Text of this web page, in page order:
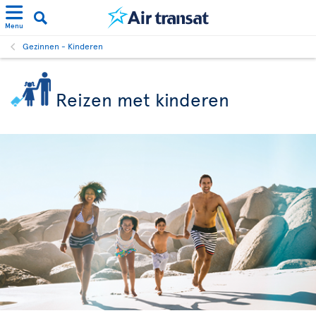
Menu
Gezinnen - Kinderen
Reizen met kinderen